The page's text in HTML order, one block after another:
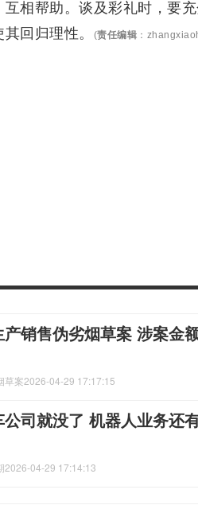
相帮助。谈及彩礼时，要
回归理性。
(责任编辑 ：
销售伪劣烟草案 涉案金
草案2026-04-29 17:17:15
司就没了 机器人业务还
2026-04-29 17:14:13